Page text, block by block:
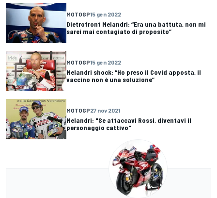
MOTOGP15 gen 2022
Dietrofront Melandri: “Era una battuta, non mi
sarei mai contagiato di proposito”
MOTOGP15 gen 2022
Melandri shock: “Ho preso il Covid apposta, il
vaccino non è una soluzione”
MOTOGP27 nov 2021
Melandri: "Se attaccavi Rossi, diventavi il
personaggio cattivo"